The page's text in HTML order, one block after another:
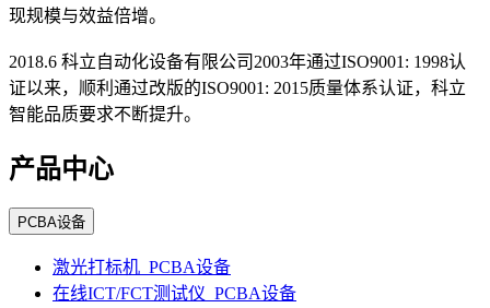
现规模与效益倍增。
2018.6 科立自动化设备有限公司2003年通过ISO9001: 1998认
证以来，顺利通过改版的ISO9001: 2015质量体系认证，科立
智能品质要求不断提升。
产品中心
PCBA设备
激光打标机_PCBA设备
在线ICT/FCT测试仪_PCBA设备